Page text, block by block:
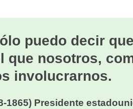
puedo decir
que nosotros,
involucrarnos.
1865) Presidente